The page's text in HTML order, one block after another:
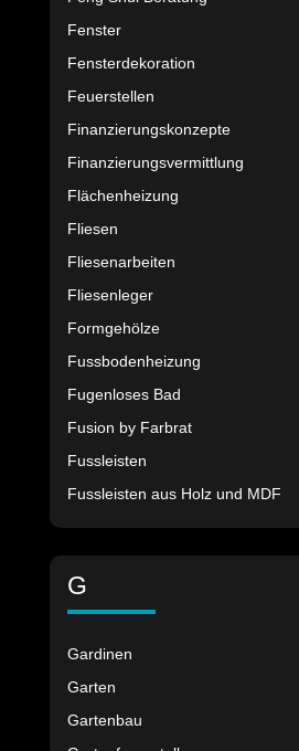
Fenster
Fensterdekoration
Feuerstellen
Finanzierungskonzepte
Finanzierungsvermittlung
Flächenheizung
Fliesen
Fliesenarbeiten
Fliesenleger
Formgehölze
Fussbodenheizung
Fugenloses Bad
Fusion by Farbrat
Fussleisten
Fussleisten aus Holz und MDF
G
Gardinen
Garten
Gartenbau